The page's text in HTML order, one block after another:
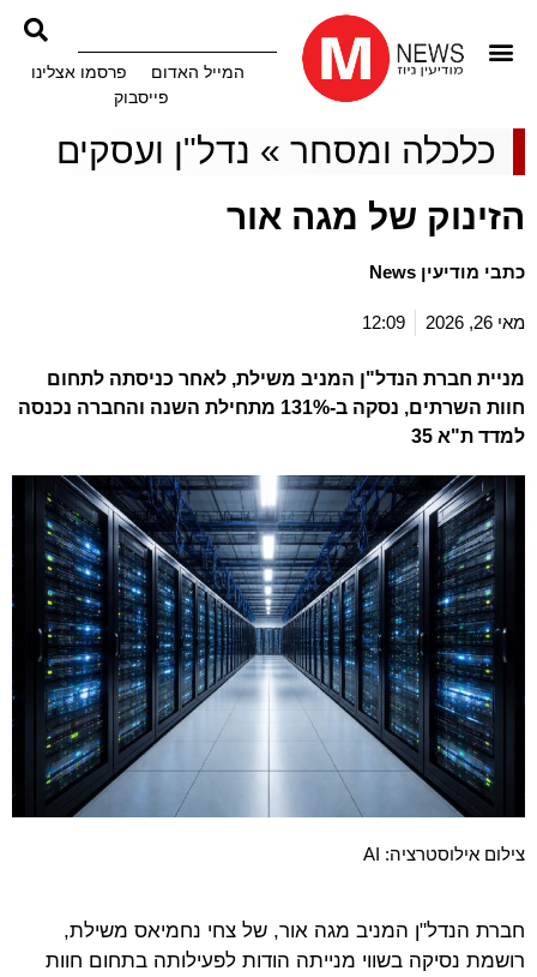
המייל האדום
פרסמו אצלינו
פייסבוק
כלכלה ומסחר» נדל"ן ועסקים
הזינוק של מגה אור
כתבי מודיעין News
מאי 26, 2026 12:09
מניית חברת הנדל"ן המניב משילת, לאחר כניסתה לתחום
חוות השרתים, נסקה ב-131% מתחילת השנה והחברה נכנסה
למדד ת"א 35
צילום אילוסטרציה: AI
חברת הנדל"ן המניב מגה אור, של צחי נחמיאס משילת,
רושמת נסיקה בשווי מנייתה הודות לפעילותה בתחום חוות